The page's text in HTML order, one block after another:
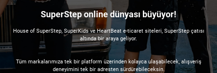
SuperStep online dünyası büyüyor!
House of SuperStep, SuperKids ve HeartBeat e-ticaret siteleri, SuperStep çatısı
altında bir araya geliyor.
Tüm markalarımıza tek bir platform üzerinden kolayca ulaşabilecek, alışveriş
deneyimini tek bir adresten sürdürebileceksin.